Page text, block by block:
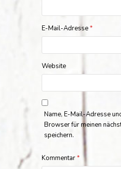
E-Mail-Adresse*
Website
Name, E-Mail-Adresse
Browser für meinen
speichern.
Kommentar*